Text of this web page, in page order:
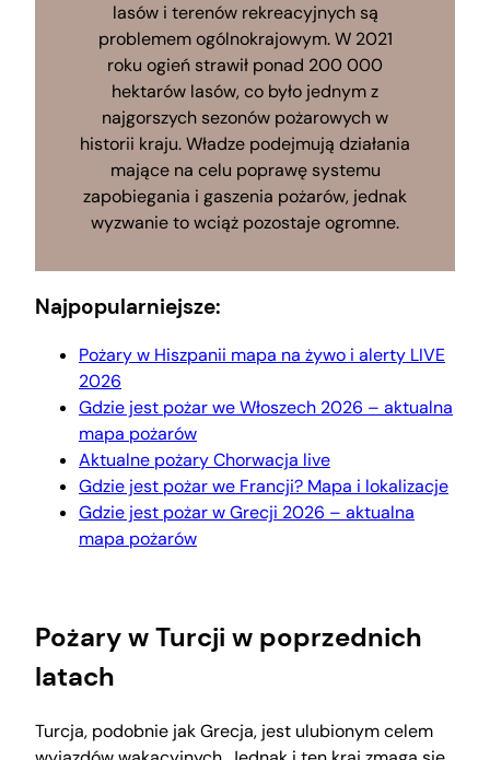
lasów i terenów rekreacyjnych są
problemem ogólnokrajowym. W 2021
roku ogień strawił ponad 200 000
hektarów lasów, co było jednym z
najgorszych sezonów pożarowych w
historii kraju. Władze podejmują działania
mające na celu poprawę systemu
zapobiegania i gaszenia pożarów, jednak
wyzwanie to wciąż pozostaje ogromne.
Najpopularniejsze:
Pożary w Hiszpanii mapa na żywo i alerty LIVE
2026
Gdzie jest pożar we Włoszech 2026 – aktualna
mapa pożarów
Aktualne pożary Chorwacja live
Gdzie jest pożar we Francji? Mapa i lokalizacje
Gdzie jest pożar w Grecji 2026 – aktualna
mapa pożarów
Pożary w Turcji w poprzednich
latach
Turcja, podobnie jak Grecja, jest ulubionym celem